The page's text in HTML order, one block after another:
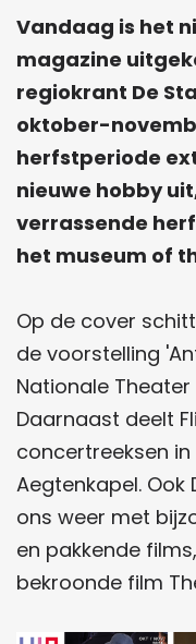
Vandaag is het
magazine
regiokrant De
oktober-
herfstperiode
nieuwe hobby
verrassende
het museum of
Op de cover
de voorstelling
Nationale
Daarnaast deelt
concertreeksen
Aegtenkapel. Ook
ons weer met
en pakkende
bekroonde film